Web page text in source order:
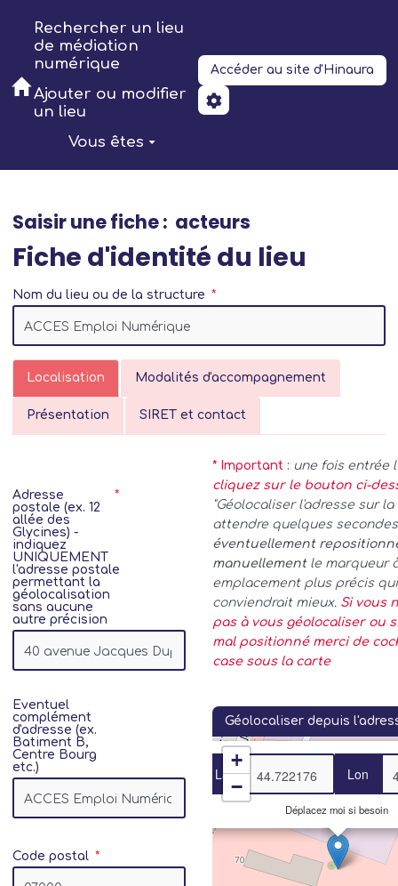
Aller au contenu principal
Rechercher un lieu
de médiation
numérique
Ajouter ou modifier
un lieu
Vous êtes
Accéder au site d'Hinaura
Saisir une fiche : acteurs
Fiche d'identité du lieu
Nom du lieu ou de la structure
Localisation Modalités d'accompagnement
Présentation SIRET et contact
Adresse
postale (ex. 12
allée des
Glycines) -
indiquez
UNIQUEMENT
l'adresse postale
permettant la
géolocalisation
sans aucune
autre précision
Eventuel
complément
d'adresse (ex.
Batiment B,
Centre Bourg
etc.)
Code postal
* Important : une fois entrée
cliquez sur le bouton ci-
"Géolocaliser l'adresse sur la
attendre quelques
éventuellement
manuellementle marqueur
emplacement plus précis
conviendrait mieux. Si vous
pas à vous géolocaliser ou
mal positionné merci de
case sous la carte
Géolocaliser depuis
Lat Lon
Déplacez moi si besoin
+
−